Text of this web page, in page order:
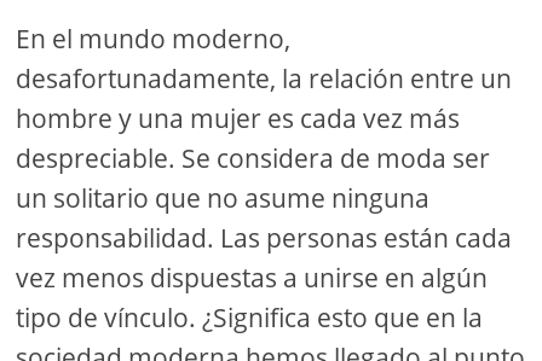
En el mundo moderno,
desafortunadamente, la relación entre un
hombre y una mujer es cada vez más
despreciable. Se considera de moda ser
un solitario que no asume ninguna
responsabilidad. Las personas están cada
vez menos dispuestas a unirse en algún
tipo de vínculo. ¿Significa esto que en la